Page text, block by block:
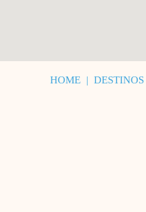
HOME | DESTINOS